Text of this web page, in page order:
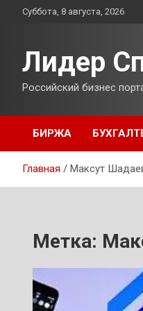
ПерейтиСуббота, 8 августа, 2026
Лидер
Российский бизнес
БИРЖА
Главная Максут
Метка: